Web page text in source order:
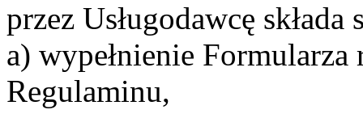
przez Usługodawcę
a) wypełnienie
Regulaminu,